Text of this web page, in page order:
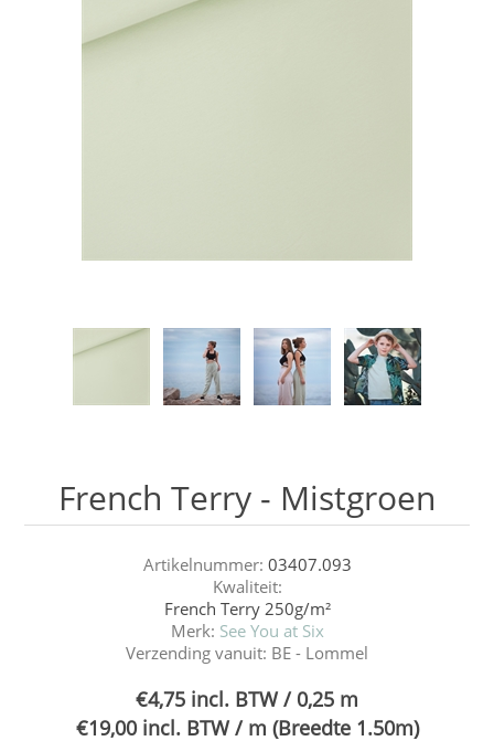
French Terry - Mistgroen
Artikelnummer: 03407.093
Kwaliteit:
French Terry 250g/m²
Merk: See You at Six
Verzending vanuit: BE - Lommel
€4,75 incl. BTW / 0,25 m
€19,00 incl. BTW / m (Breedte 1.50m)